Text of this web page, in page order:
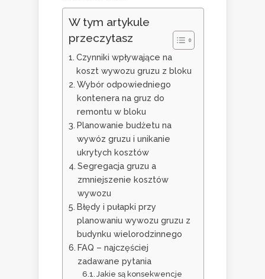
W tym artykule
przeczytasz
Czynniki wpływające na
koszt wywozu gruzu z bloku
Wybór odpowiedniego
kontenera na gruz do
remontu w bloku
Planowanie budżetu na
wywóz gruzu i unikanie
ukrytych kosztów
Segregacja gruzu a
zmniejszenie kosztów
wywozu
Błędy i pułapki przy
planowaniu wywozu gruzu z
budynku wielorodzinnego
FAQ – najczęściej
zadawane pytania
Jakie są konsekwencje